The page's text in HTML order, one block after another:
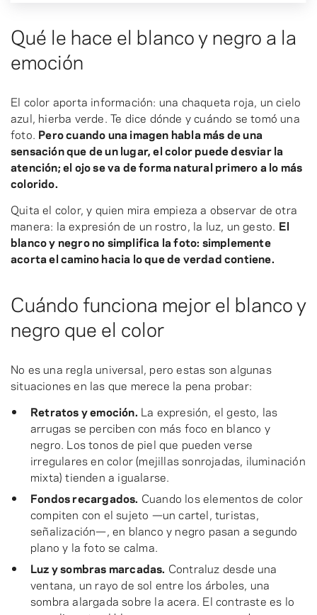
Qué le hace el blanco y negro a la
emoción
El color aporta información: una chaqueta roja, un cielo
azul, hierba verde. Te dice dónde y cuándo se tomó una
foto. Pero cuando una imagen habla más de una
sensación que de un lugar, el color puede desviar la
atención; el ojo se va de forma natural primero a lo más
colorido.
Quita el color, y quien mira empieza a observar de otra
manera: la expresión de un rostro, la luz, un gesto. El
blanco y negro no simplifica la foto: simplemente
acorta el camino hacia lo que de verdad contiene.
Cuándo funciona mejor el blanco y
negro que el color
No es una regla universal, pero estas son algunas
situaciones en las que merece la pena probar:
Retratos y emoción. La expresión, el gesto, las
arrugas se perciben con más foco en blanco y
negro. Los tonos de piel que pueden verse
irregulares en color (mejillas sonrojadas, iluminación
mixta) tienden a igualarse.
Fondos recargados. Cuando los elementos de color
compiten con el sujeto —un cartel, turistas,
señalización—, en blanco y negro pasan a segundo
plano y la foto se calma.
Luz y sombras marcadas. Contraluz desde una
ventana, un rayo de sol entre los árboles, una
sombra alargada sobre la acera. El contraste es lo